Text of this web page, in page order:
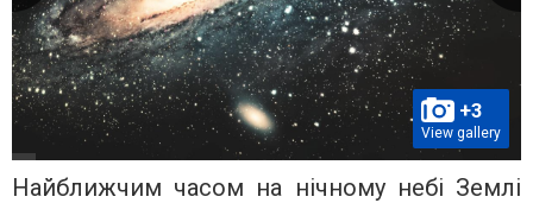
+3
View gallery
Найближчим часом на нічному небі Землі